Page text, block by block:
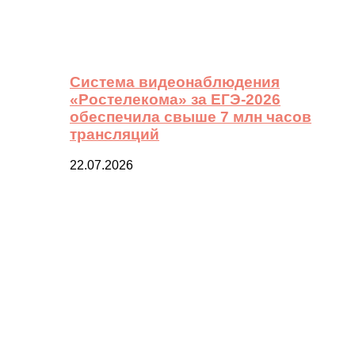
Система видеонаблюдения
«Ростелекома» за ЕГЭ-2026
обеспечила свыше 7 млн часов
трансляций
22.07.2026